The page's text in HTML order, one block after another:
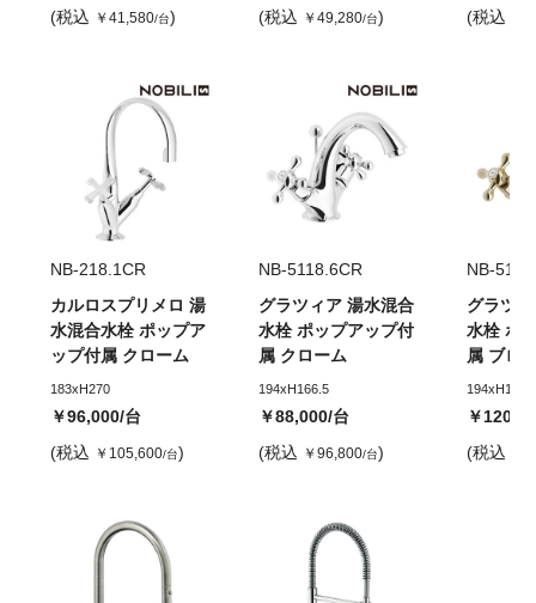
(税込 ￥41,580/台) (税込 ￥49,280/台) (税込
NB-218.1CR
カルロスプリメロ 湯
水混合水栓 ポップア
ップ付属 クローム
183xH270
￥96,000/台
(税込 ￥105,600/台)
NB-5118.6CR
グラツィア 湯水混合
水栓 ポップアップ付
属 クローム
194xH166.5
￥88,000/台
(税込 ￥96,800/台)
NB-
グラツ
水栓 ポ
属 ブロ
￥
(税込